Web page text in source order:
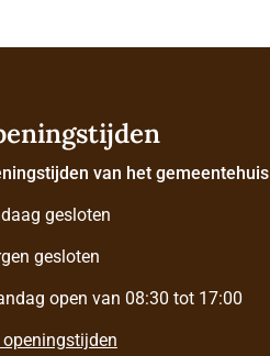
van het gemeentehuis
gesloten
gesloten
open van 08:30 tot 17:00
openingstijden